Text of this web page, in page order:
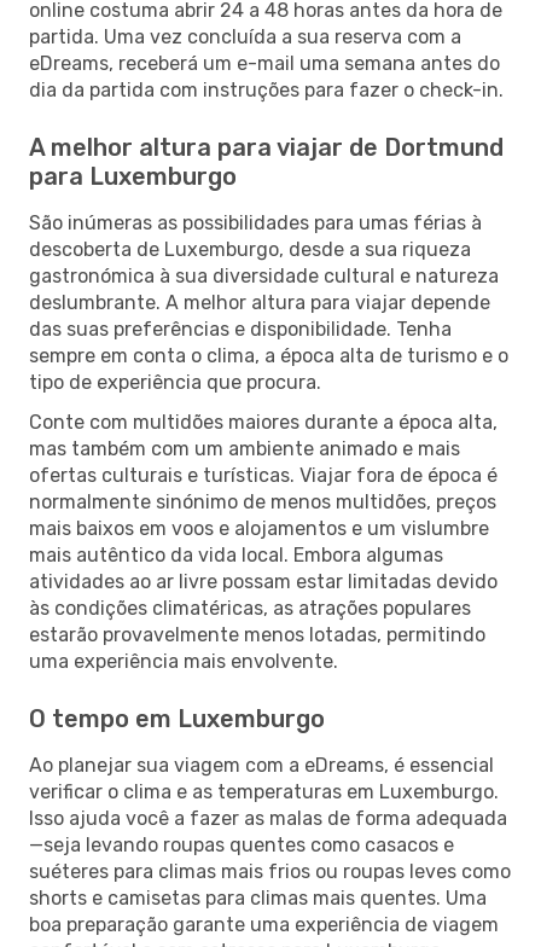
online costuma abrir 24 a 48 horas antes da hora de
partida. Uma vez concluída a sua reserva com a
eDreams, receberá um e-mail uma semana antes do
dia da partida com instruções para fazer o check-in.
A melhor altura para viajar de Dortmund
para Luxemburgo
São inúmeras as possibilidades para umas férias à
descoberta de Luxemburgo, desde a sua riqueza
gastronómica à sua diversidade cultural e natureza
deslumbrante. A melhor altura para viajar depende
das suas preferências e disponibilidade. Tenha
sempre em conta o clima, a época alta de turismo e o
tipo de experiência que procura.
Conte com multidões maiores durante a época alta,
mas também com um ambiente animado e mais
ofertas culturais e turísticas. Viajar fora de época é
normalmente sinónimo de menos multidões, preços
mais baixos em voos e alojamentos e um vislumbre
mais autêntico da vida local. Embora algumas
atividades ao ar livre possam estar limitadas devido
às condições climatéricas, as atrações populares
estarão provavelmente menos lotadas, permitindo
uma experiência mais envolvente.
O tempo em Luxemburgo
Ao planejar sua viagem com a eDreams, é essencial
verificar o clima e as temperaturas em Luxemburgo.
Isso ajuda você a fazer as malas de forma adequada
—seja levando roupas quentes como casacos e
suéteres para climas mais frios ou roupas leves como
shorts e camisetas para climas mais quentes. Uma
boa preparação garante uma experiência de viagem